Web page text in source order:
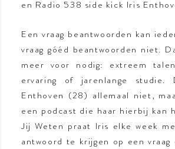
en Radio 538 side kick Iris
Een vraag beantwoorden kan
vraag góéd beantwoorden niet.
meer voor nodig: extreem
ervaring of jarenlange
Enthoven (28) allemaal niet,
een podcast die haar hierbij kan
Jij Weten praat Iris elke week
antwoord te krijgen op een